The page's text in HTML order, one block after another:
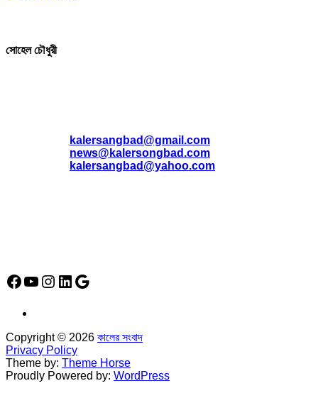
সোহেল চৌধুরী
kalersangbad@gmail.com
news@kalersongbad.com
kalersangbad@yahoo.com
Facebook
YouTube
Instagram
LinkedIn
Google
Copyright © 2026 কালের সংবাদ
Privacy Policy
Theme by: Theme Horse
Proudly Powered by: WordPress